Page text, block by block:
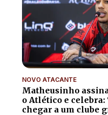
NOVO ATACANTE
Matheusinho
o Atlético e celebra:
chegar a um clube